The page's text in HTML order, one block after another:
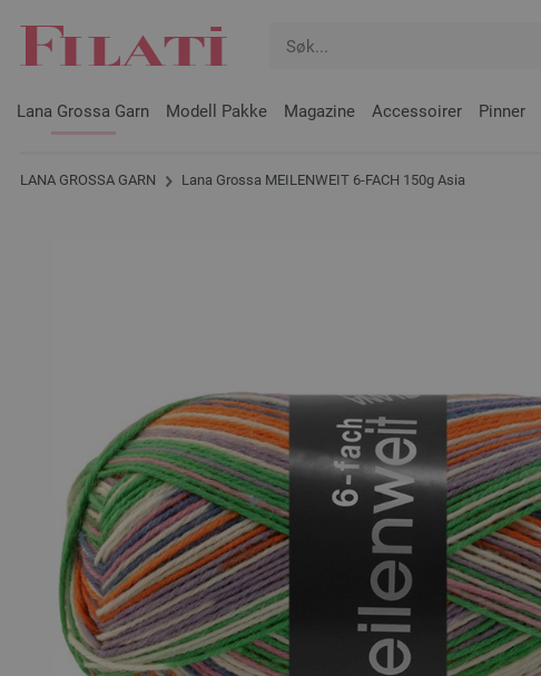
Lana Grossa Garn Modell Pakke Magazine Accessoirer Pinner
LANA GROSSA GARN Lana Grossa MEILENWEIT 6-FACH 150g Asia